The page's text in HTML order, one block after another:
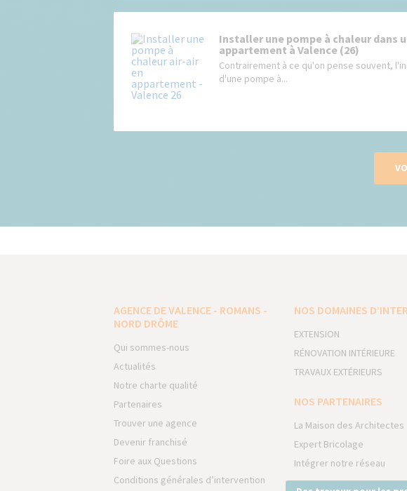
Installer une pompe à chaleur dans
appartement à Valence (26)
Contrairement à ce qu'on pense souvent,
d'une pompe à...
AGENCE DE VALENCE - ROMANS -
NORD DRÔME
Qui sommes-nous
Actualités
Notre charte qualité
Partenaires
Trouver une agence
Devenir franchisé
Foire aux Questions
Conditions générales d’intervention
NOS DOMAINES
EXTENSION
RÉNOVATION INTÉRIEURE
TRAVAUX EXTÉRIEURS
NOS PARTENAIRES
La Maison des Architectes
Expert Bricolage
Intégrer notre réseau